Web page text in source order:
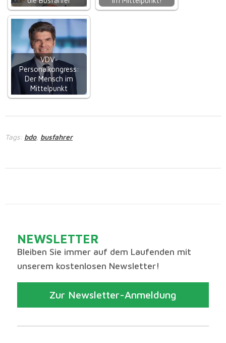
VDV-
Personalkongress:
Der Mensch im
Mittelpunkt
Tags: bdo, busfahrer
NEWSLETTER
Bleiben Sie immer auf dem Laufenden mit
unserem kostenlosen Newsletter!
Zur Newsletter-Anmeldung